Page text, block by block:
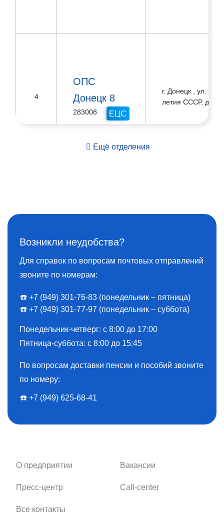
4
ОПС
Донецк 8
ЕЦС
283008
г. Донецк , ул. 60-
летия СССР, д. 10
Листопрокатчиков,
6
Донецк 10
ЕЦС
Ещё отделения
Возникли неудобства?
Для справок по вопросам почтовых отправлений
звоните по номерам:
☎️ +7 (949) 301-76-83 (понедельник – пятница)
☎️ +7 (949) 301-77-97 (понедельник – суббота)
Понедельник-четверг: с 8:00 до 17:00
Пятница-суббота: с 8:00 до 15:45
По вопросам доставки пенсии и пособий звоните
по номеру:
☎️ ️+7 (949) 625-68-41
О предприятии Вакансии
Пресс-центр Call-center
Все контакты